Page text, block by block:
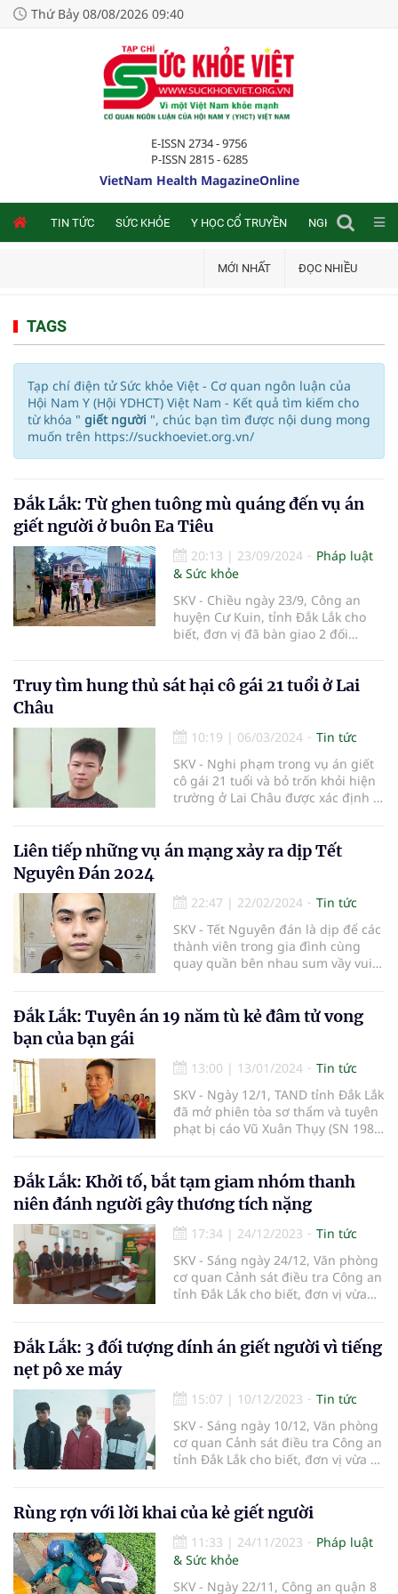
Thứ Bảy 08/08/2026 09:40
E-ISSN 2734 - 9756
P-ISSN 2815 - 6285
VietNam Health MagazineOnline
TIN TỨC SỨC KHỎE Y HỌC CỔ TRUYỀN NGHIÊN CỨU
MỚI NHẤT ĐỌC NHIỀU
TAGS
Tạp chí điện tử Sức khỏe Việt - Cơ quan ngôn luận của
Hội Nam Y (Hội YDHCT) Việt Nam - Kết quả tìm kiếm cho
từ khóa " giết người ", chúc bạn tìm được nội dung mong
muốn trên https://suckhoeviet.org.vn/
Đắk Lắk: Từ ghen tuông mù quáng đến vụ án
giết người ở buôn Ea Tiêu
20:13 | 23/09/2024
Pháp luật
& Sức khỏe
SKV - Chiều ngày 23/9, Công an
huyện Cư Kuin, tỉnh Đắk Lắk cho
biết, đơn vị đã bàn giao 2 đối
phòng Cảnh sát hình sự Công an
Truy tìm hung thủ sát hại cô gái 21 tuổi ở Lai
Châu
10:19 | 06/03/2024
Tin tức
SKV - Nghi phạm trong vụ án giết
cô gái 21 tuổi và bỏ trốn khỏi hiện
trường ở Lai Châu được xác định là
phạm để đưa về cơ quan điều tra
làm rõ.
Liên tiếp những vụ án mạng xảy ra dịp Tết
Nguyên Đán 2024
22:47 | 22/02/2024
Tin tức
SKV - Tết Nguyên đán là dịp để các
thành viên trong gia đình cùng
quay quần bên nhau sum vầy vui
điều xa vời vì những kẻ thủ ác luôn
rình rập xung quanh.
Đắk Lắk: Tuyên án 19 năm tù kẻ đâm tử vong
bạn của bạn gái
13:00 | 13/01/2024
Tin tức
SKV - Ngày 12/1, TAND tỉnh Đắk Lắk
đã mở phiên tòa sơ thẩm và tuyên
phạt bị cáo Vũ Xuân Thụy (SN 1981,
Đắk Lắk: Khởi tố, bắt tạm giam nhóm thanh
niên đánh người gây thương tích nặng
17:34 | 24/12/2023
Tin tức
SKV - Sáng ngày 24/12, Văn phòng
cơ quan Cảnh sát điều tra Công an
tỉnh Đắk Lắk cho biết, đơn vị vừa
rại xã Ea Yiêng, huyện Krông Pắk,
tỉnh Đắk Lắk để điều tra về 2 hành
tích”.
Đắk Lắk: 3 đối tượng dính án giết người vì tiếng
nẹt pô xe máy
15:07 | 10/12/2023
Tin tức
SKV - Sáng ngày 10/12, Văn phòng
cơ quan Cảnh sát điều tra Công an
tỉnh Đắk Lắk cho biết, đơn vị vừa ra
về hành vi giết người.
Rùng rợn với lời khai của kẻ giết người
11:33 | 24/11/2023
Pháp luật
& Sức khỏe
SKV - Ngày 22/11, Công an quận 8